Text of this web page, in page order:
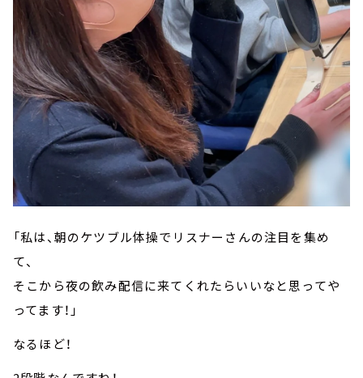
「私は、朝のケツブル体操でリスナーさんの注目を集め
て、
そこから夜の飲み配信に来てくれたらいいなと思ってや
ってます！」
なるほど！